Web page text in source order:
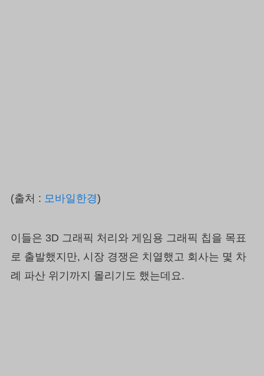
(출처 : 모바일한경)
이들은 3D 그래픽 처리와 게임용 그래픽 칩을 목표
로 출발했지만, 시장 경쟁은 치열했고 회사는 몇 차
례 파산 위기까지 몰리기도 했는데요.